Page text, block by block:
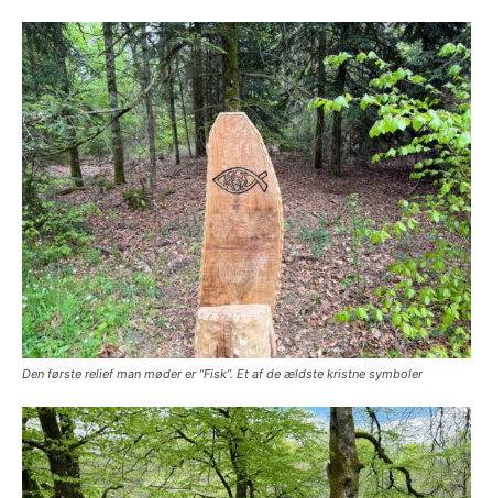
Den første relief man møder er “Fisk”. Et af de ældste kristne symboler